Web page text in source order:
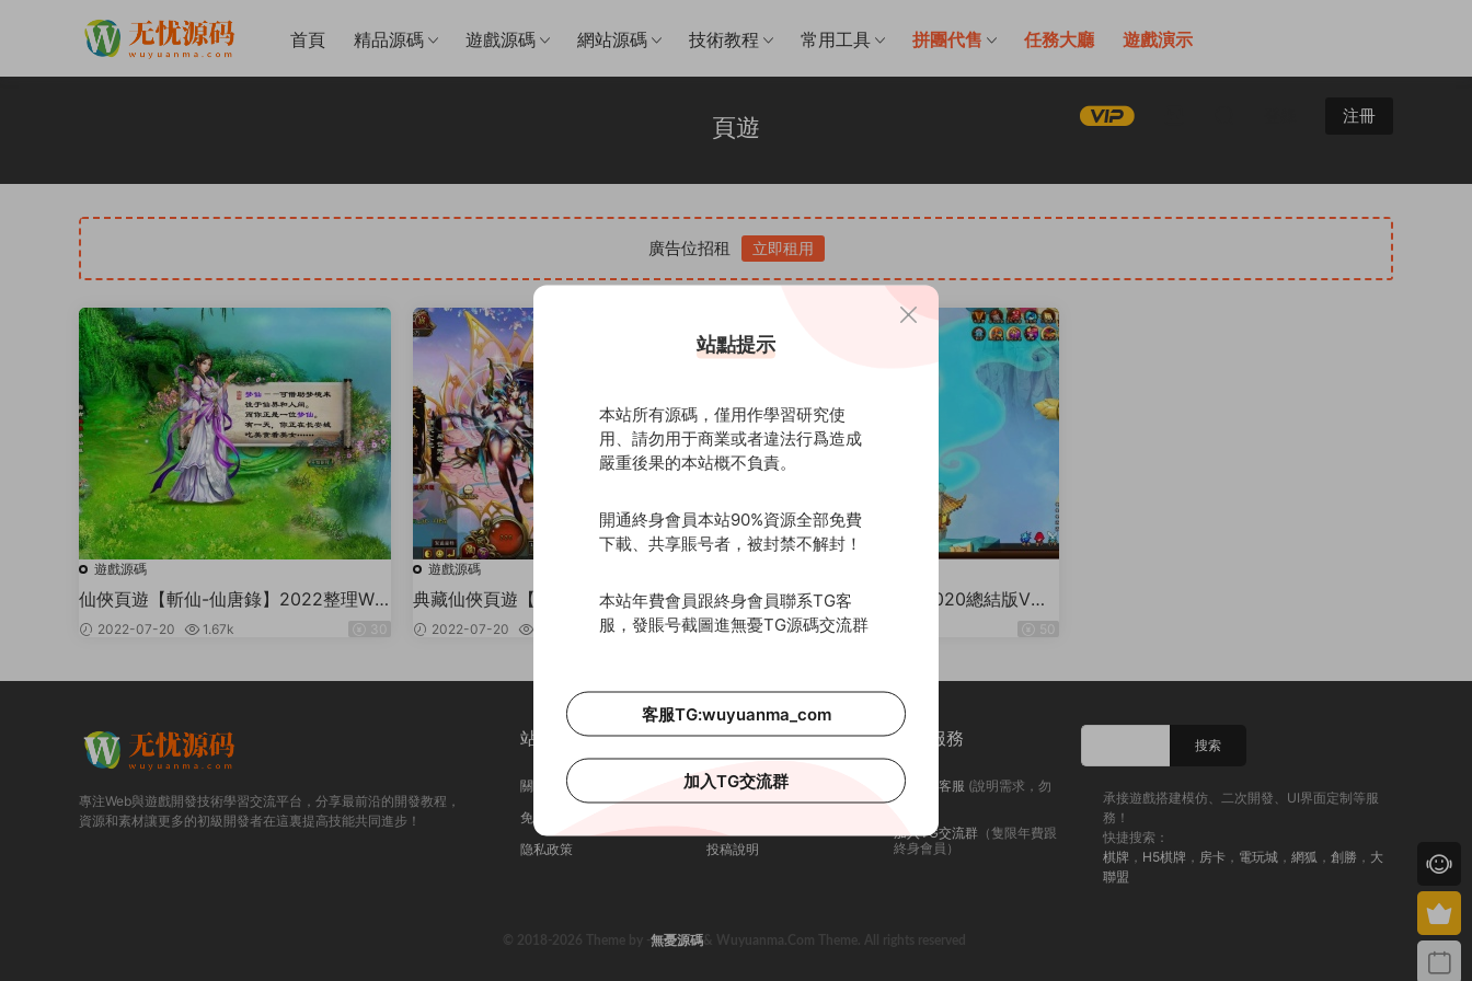
首頁 精品源碼 遊戲源碼 網站源碼 技術教程 常用工具 拼團代售 任務大廳 遊戲演示
注冊
頁遊
廣告位招租 立即租用
遊戲源碼
仙俠頁遊【斬仙-仙唐錄】2022整理Win
單機一鍵即玩服務端+GM工具
2022-07-20 1.67k 30
遊戲源碼
典藏仙俠頁遊【弑仙OL-天乾】2022整
理Win單機一鍵即玩服務端+GM工具
2022-07-20 30
三國頁遊【萌将三國】2020總結版VM
一鍵即玩服務端+視頻教程
2020-03-05 50
專注Web與遊戲開發技術學習交流平台，分享最前沿的開發教程，
資源和素材讓更多的初級開發者在這裏提高技能共同進步！
站點簡介
關于我們
免責申明
隐私政策
站點導航
會員介紹
投稿說明
站點服務
聯系TG客服 (說明需求，勿
問在否)
加入TG交流群 （隻限年費跟
終身會員）
承接遊戲搭建模仿、二次開發、UI界面定制等服
務！
快捷搜索：
棋牌， H5棋牌， 房卡， 電玩城， 網狐 ， 創勝 ， 大
聯盟
© 2018-2026 Theme by -無憂源碼& Wuyuanma.Com Theme. All rights reserved
站點提示
本站所有源碼，僅用作學習研究使
用、請勿用于商業或者違法行爲造成
嚴重後果的本站概不負責。
開通終身會員本站90%資源全部免費
下載、共享賬号者，被封禁不解封！
本站年費會員跟終身會員聯系TG客
服，發賬号截圖進無憂TG源碼交流群
客服TG:wuyuanma_com
加入TG交流群